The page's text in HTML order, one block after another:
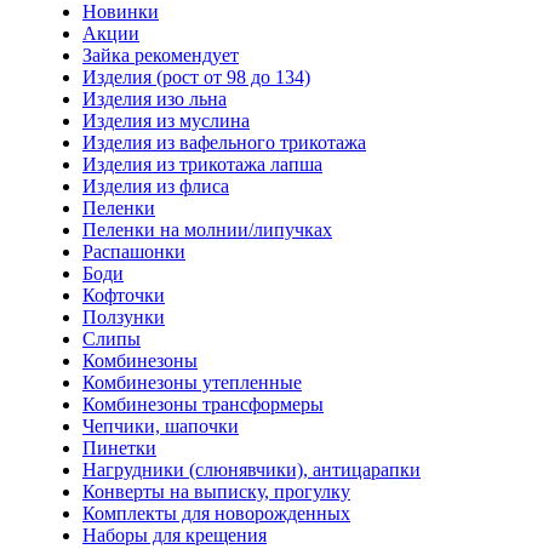
Новинки
Акции
Зайка рекомендует
Изделия (рост от 98 до 134)
Изделия изо льна
Изделия из муслина
Изделия из вафельного трикотажа
Изделия из трикотажа лапша
Изделия из флиса
Пеленки
Пеленки на молнии/липучках
Распашонки
Боди
Кофточки
Ползунки
Слипы
Комбинезоны
Комбинезоны утепленные
Комбинезоны трансформеры
Чепчики, шапочки
Пинетки
Нагрудники (слюнявчики), антицарапки
Конверты на выписку, прогулку
Комплекты для новорожденных
Наборы для крещения